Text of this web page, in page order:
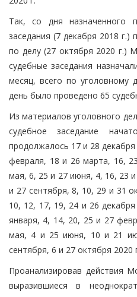
Так, со дня назначенного
заседания (7 декабря 2018 г.)
по делу (27 октября 2020 г.)
судебные заседания
месяц, всего по уголовному
день было проведено 65
Из материалов уголовного
судебное заседание
продолжалось 17 и 28
февраля, 18 и 26 марта, 16,
мая, 6, 25 и 27 июня, 4, 16, 23
и 27 сентября, 8, 10, 29 и 31
10, 12, 17, 19, 24 и 26
января, 4, 14, 20, 25 и 27
мая, 4 и 25 июня, 10 и 21
сентября, 6 и 27 октября 2020
Проанализировав действия
выразившиеся в